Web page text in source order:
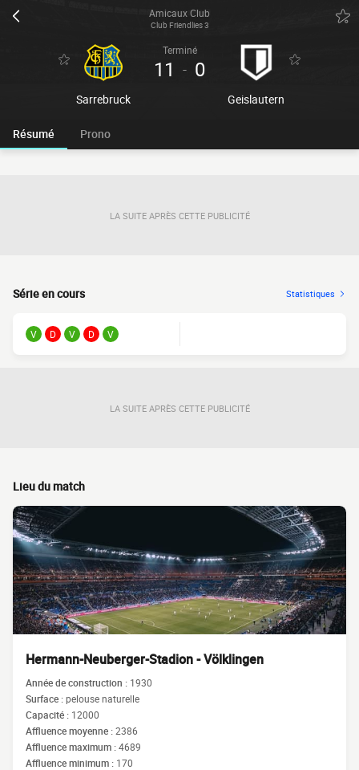
Amicaux Club
Club Friendlies 3
Sarrebruck
Terminé
11 - 0
Geislautern
Résumé Prono
LA SUITE APRÈS CETTE PUBLICITÉ
Série en cours Statistiques
V D V D V
LA SUITE APRÈS CETTE PUBLICITÉ
Lieu du match
Hermann-Neuberger-Stadion - Völklingen
Année de construction : 1930
Surface :pelouse naturelle
Capacité : 12000
Affluence moyenne :2386
Affluence maximum :4689
Affluence minimum : 170